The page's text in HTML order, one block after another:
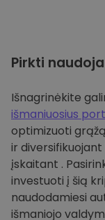
Pirkti
Išnagrinėkite
išmaniuosius
optimizuoti
ir
įskaitant .
investuoti į šią
naudodamiesi
išmaniojo